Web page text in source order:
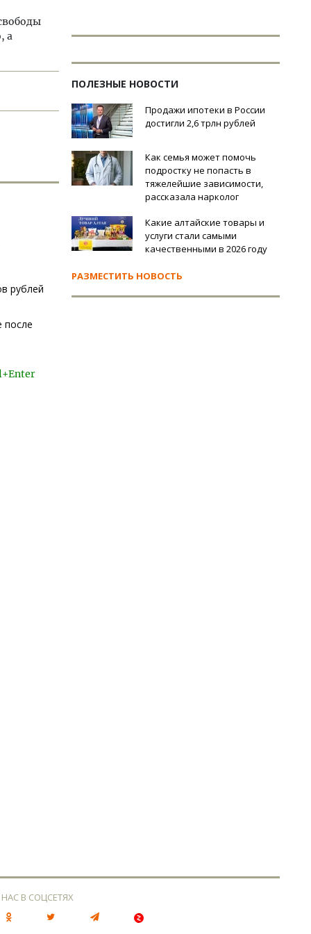
а
рублей
после
ПОЛЕЗНЫЕ НОВОСТИ
Продажи ипотеки в России
достигли 2,6 трлн рублей
Как семья может помочь
подростку не попасть в
тяжелейшие зависимости,
рассказала нарколог
Какие алтайские товары и
услуги стали самыми
качественными в 2026 году
РАЗМЕСТИТЬ НОВОСТЬ
В СОЦСЕТЯХ